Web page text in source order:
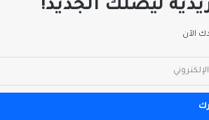
ليصلك الجديد!
الآن